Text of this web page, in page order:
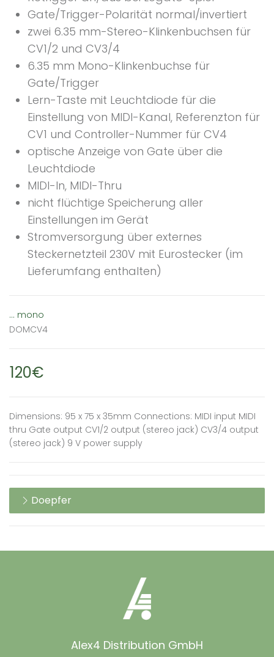
Gate/Trigger-Polarität normal/invertiert
zwei 6.35 mm-Stereo-Klinkenbuchsen für
CV1/2 und CV3/4
6.35 mm Mono-Klinkenbuchse für
Gate/Trigger
Lern-Taste mit Leuchtdiode für die
Einstellung von MIDI-Kanal, Referenzton für
CV1 und Controller-Nummer für CV4
optische Anzeige von Gate über die
Leuchtdiode
MIDI-In, MIDI-Thru
nicht flüchtige Speicherung aller
Einstellungen im Gerät
Stromversorgung über externes
Steckernetzteil 230V mit Eurostecker (im
Lieferumfang enthalten)
... mono
DOMCV4
120€
Dimensions: 95 x 75 x 35mm Connections: MIDI input MIDI
thru Gate output CV1/2 output (stereo jack) CV3/4 output
(stereo jack) 9 V power supply
Doepfer
Alex4 Distribution GmbH